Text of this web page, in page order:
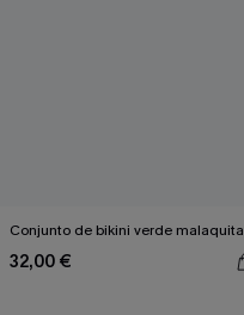
Conjunto de bikini verde malaquita
32,00 €